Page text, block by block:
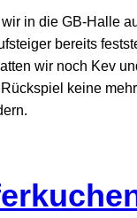
in die GB-Halle
bereits
wir noch Kev
keine